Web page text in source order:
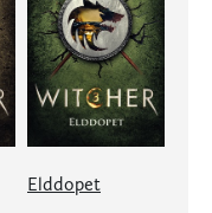
Elddopet